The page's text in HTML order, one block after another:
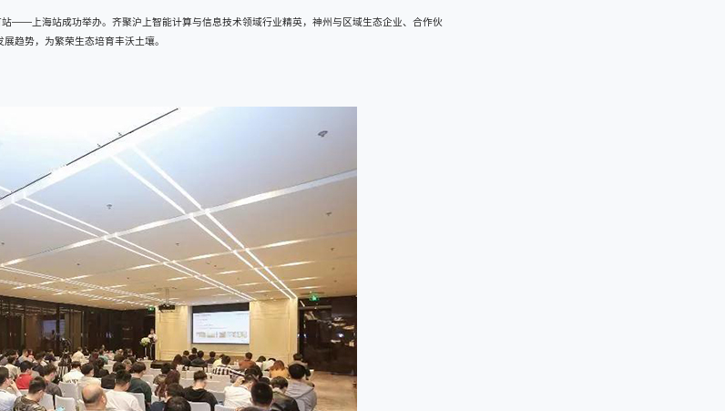
——上海站成功举办。齐聚沪上智能计算与信息技术领域行业精英，神州与区域生态企业、合作伙
趋势，为繁荣生态培育丰沃土壤。